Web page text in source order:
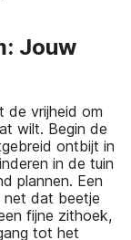
Jouw
de vrijheid om
wilt. Begin de
ontbijt in
in de tuin
plannen. Een
net dat beetje
fijne zithoek,
tot het